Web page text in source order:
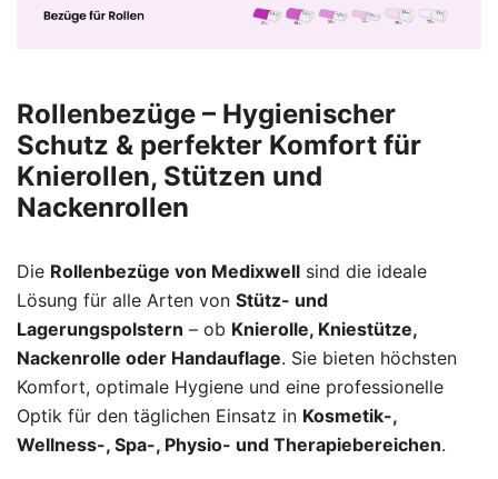
Rollenbezüge – Hygienischer
Schutz & perfekter Komfort für
Knierollen, Stützen und
Nackenrollen
Die Rollenbezüge von Medixwell sind die ideale
Lösung für alle Arten von Stütz- und
Lagerungspolstern – ob Knierolle, Kniestütze,
Nackenrolle oder Handauflage. Sie bieten höchsten
Komfort, optimale Hygiene und eine professionelle
Optik für den täglichen Einsatz in Kosmetik-,
Wellness-, Spa-, Physio- und Therapiebereichen.